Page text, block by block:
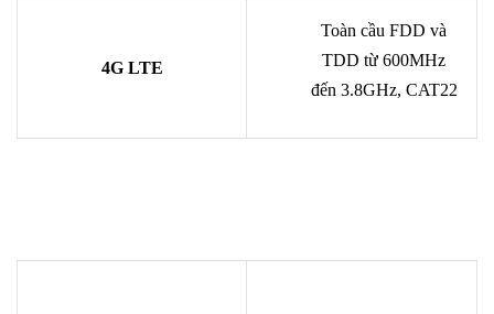
4G LTE
Toàn cầu FDD và
TDD từ 600MHz
đến 3.8GHz, CAT22